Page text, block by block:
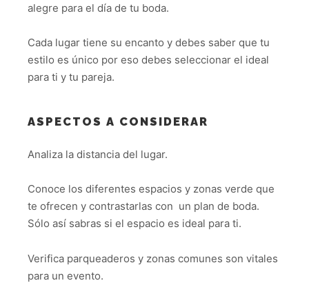
alegre para el día de tu boda.
Cada lugar tiene su encanto y debes saber que tu
estilo es único por eso debes seleccionar el ideal
para ti y tu pareja.
ASPECTOS A CONSIDERAR
Analiza la distancia del lugar.
Conoce los diferentes espacios y zonas verde que
te ofrecen y contrastarlas con un plan de boda.
Sólo así sabras si el espacio es ideal para ti.
Verifica parqueaderos y zonas comunes son vitales
para un evento.